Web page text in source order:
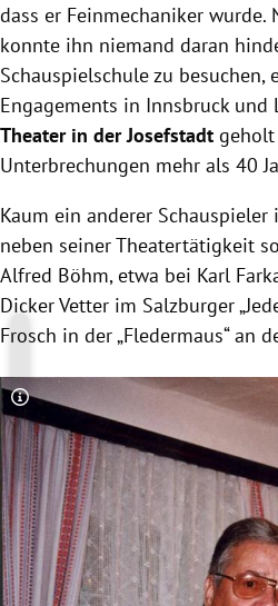
dass er Feinmechaniker wurde.
konnte ihn niemand daran
Schauspielschule zu besuchen,
Engagements in Innsbruck und
Theater in der Josefstadt
Unterbrechungen mehr als 40
Kaum ein anderer
neben seiner Theatertätigkeit
Alfred Böhm, etwa bei Karl
Dicker Vetter im Salzburger
Frosch in der „Fledermaus“ an
Copyright-Hinweis öffnen/